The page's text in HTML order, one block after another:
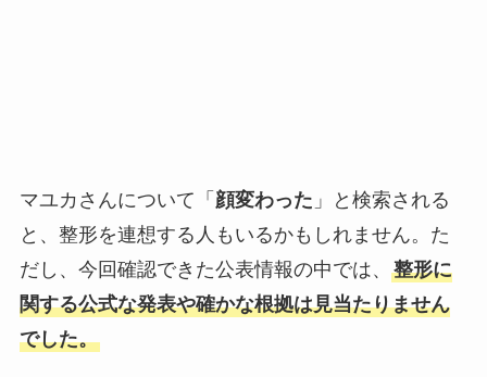
マユカさんについて「 顔変わった 」と検索される
と、整形を連想する人もいるかもしれません。た
だし、今回確認できた公表情報の中では、 整形に
関する公式な発表や確かな根拠は見当たりません
でした。